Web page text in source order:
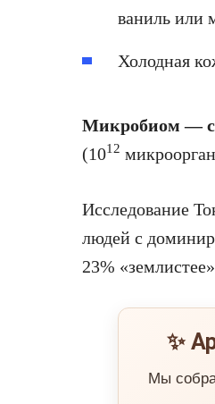
ваниль или
Холодная
Микробиом —
(1012
Исследование
людей с
23%
✨
Мы